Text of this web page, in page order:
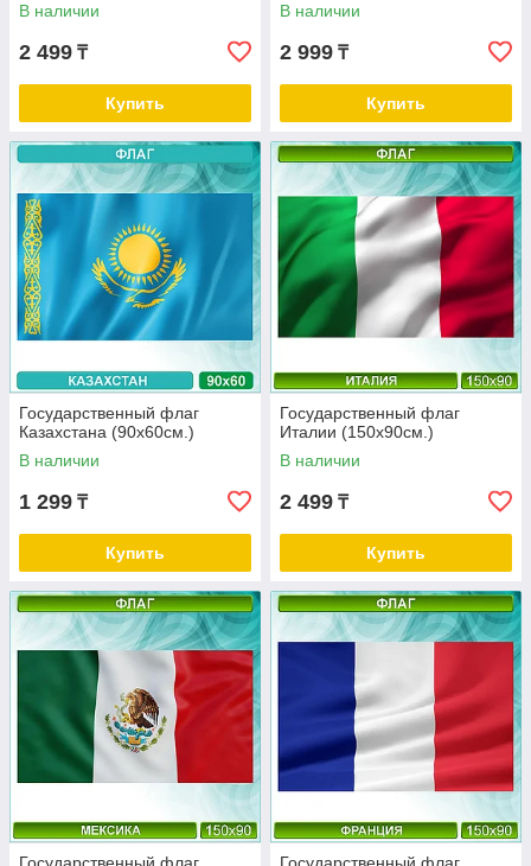
В наличии
2 499 ₸
Купить
В наличии
2 999 ₸
Купить
Государственный флаг
Казахстана (90х60см.)
В наличии
1 299 ₸
Купить
Государственный флаг
Италии (150х90см.)
В наличии
2 499 ₸
Купить